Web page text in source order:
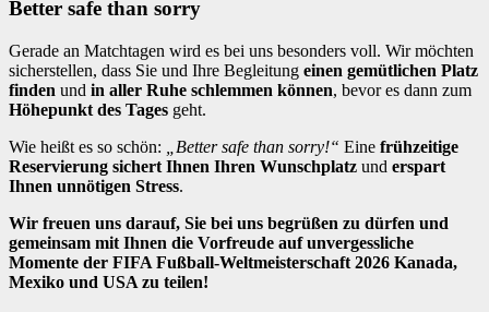
Better safe than sorry
Gerade an Matchtagen wird es bei uns besonders voll. Wir möchten
sicherstellen, dass Sie und Ihre Begleitung einen gemütlichen Platz
finden und in aller Ruhe schlemmen können, bevor es dann zum
Höhepunkt des Tages geht.
Wie heißt es so schön:
„Better safe than sorry!“ Eine frühzeitige
Reservierung sichert Ihnen Ihren Wunschplatz und erspart
Ihnen unnötigen Stress.
Wir freuen uns darauf, Sie bei uns begrüßen zu dürfen und
gemeinsam mit Ihnen die Vorfreude auf unvergessliche
Momente der FIFA Fußball-Weltmeisterschaft 2026 Kanada,
Mexiko und USA zu teilen!